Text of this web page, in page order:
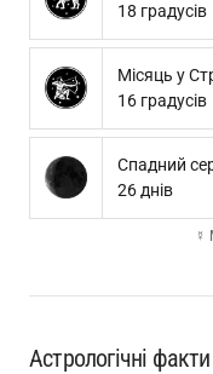
18 градусів
Місяць у
16 градусів
Спадний
26 днів
☿
Астрологічні факти